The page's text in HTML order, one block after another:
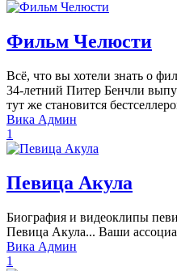
Фильм Челюсти
Всё, что вы хотели знать о
34-летний Питер Бенчли
тут же становится
Вика Админ
1
Певица Акула
Биография и видеоклипы
Певица Акула... Ваши
Вика Админ
1